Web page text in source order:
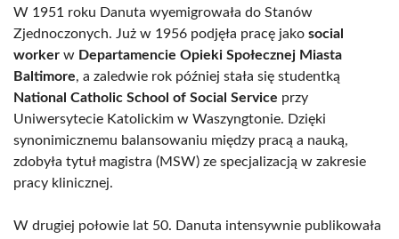
W 1951 roku Danuta wyemigrowała do Stanów
Zjednoczonych. Już w 1956 podjęła pracę jako social
worker w Departamencie Opieki Społecznej Miasta
Baltimore, a zaledwie rok później stała się studentką
National Catholic School of Social Service przy
Uniwersytecie Katolickim w Waszyngtonie. Dzięki
synonimicznemu balansowaniu między pracą a nauką,
zdobyła tytuł magistra (MSW) ze specjalizacją w zakresie
pracy klinicznej.
W drugiej połowie lat 50. Danuta intensywnie publikowała